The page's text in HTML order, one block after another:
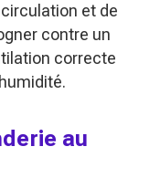
et de
contre un
correcte
au